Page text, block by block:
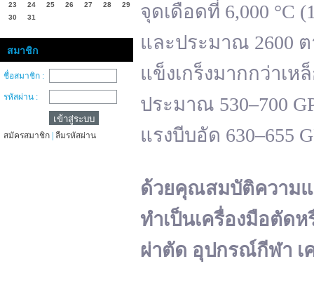
23
24 25 26 27 28
29
30
31
สมาชิก
ชื่อสมาชิก :
รหัสผ่าน :
สมัครสมาชิก ลืมรหัสผ่าน
จุดเดือดที่ 6,000 °C
และประมาณ 2600
แข็งเกร็งมากกว่าเ
ประมาณ 530–700
แรงบีบอัด 630–655
ด้วยคุณสมบัติความแ
ทำเป็นเครื่องมือตัดห
ผ่าตัด อุปกรณ์กีฬา เ